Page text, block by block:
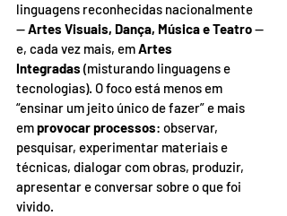
linguagens reconhecidas nacionalmente
— Artes Visuais, Dança, Música e Teatro —
e, cada vez mais, em Artes
Integradas (misturando linguagens e
tecnologias). O foco está menos em
“ensinar um jeito único de fazer” e mais
em provocar processos: observar,
pesquisar, experimentar materiais e
técnicas, dialogar com obras, produzir,
apresentar e conversar sobre o que foi
vivido.